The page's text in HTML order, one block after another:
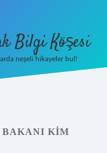
Bilgi Köşesi
neşeli hikayeler bul!
BAKANI KIM